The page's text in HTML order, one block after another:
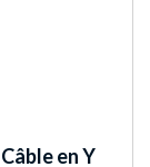
en Y